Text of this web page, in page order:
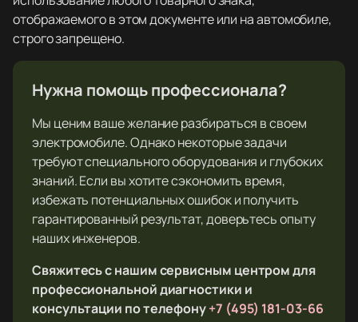
отображаемого в этом документе или на автомобиле,
строго запрещено.
Нужна помощь профессионала?
Мы ценим ваше желание разбираться в своем
электромобиле. Однако некоторые задачи
требуют специального оборудования и глубоких
знаний. Если вы хотите сэкономить время,
избежать потенциальных ошибок и получить
гарантированный результат, доверьтесь опыту
наших инженеров.
Свяжитесь с нашим сервисным центром для
профессиональной диагностики и
консультации по телефону+7 (495) 181-03-66